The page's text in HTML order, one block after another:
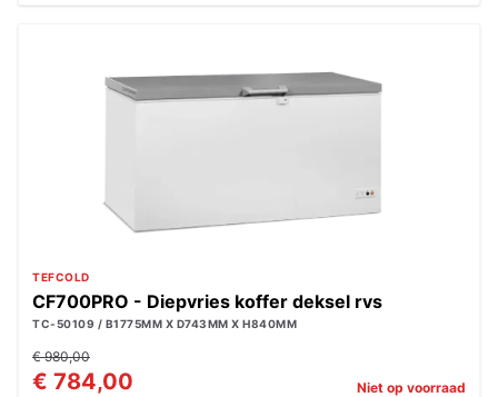
TEFCOLD
CF700PRO - Diepvries koffer deksel rvs
TC-50109 / B1775MM X D743MM X H840MM
€ 980,00
€ 784,00 Niet op voorraad